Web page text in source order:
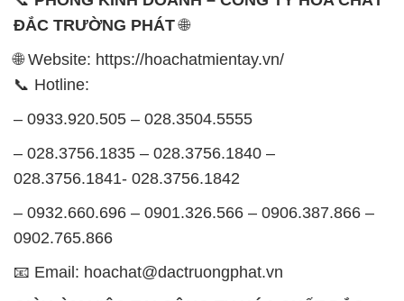
ĐẮC TRƯỜNG PHÁT🌐
🌐 Website: https://hoachatmientay.vn/
📞 Hotline:
– 0933.920.505 – 028.3504.5555
– 028.3756.1835 – 028.3756.1840 –
028.3756.1841- 028.3756.1842
– 0932.660.696 – 0901.326.566 – 0906.387.866 –
0902.765.866
📧 Email: hoachat@dactruongphat.vn